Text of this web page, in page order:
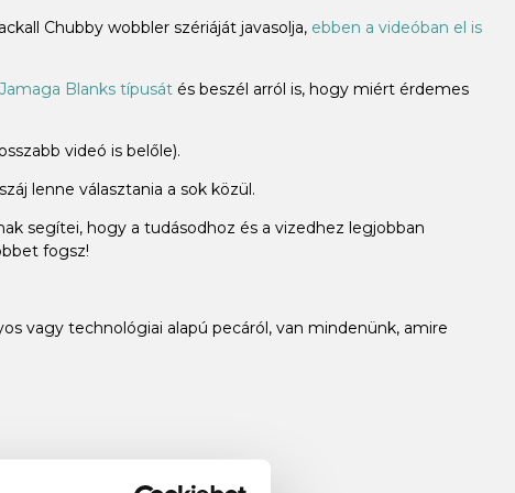
Chubby wobbler szériáját javasolja, ebben a videóban el is
Blanks típusát és beszél arról is, hogy miért érdemes
videó is belőle).
lenne választania a sok közül.
segítei, hogy a tudásodhoz és a vizedhez legjobban
fogsz!
vagy technológiai alapú pecáról, van mindenünk, amire